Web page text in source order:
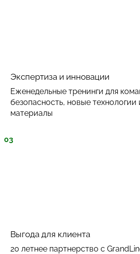
Экспертиза и инновации
Еженедельные тренинги для
безопасность, новые технологии
материалы
03
Выгода для клиента
20 летнее партнерство с